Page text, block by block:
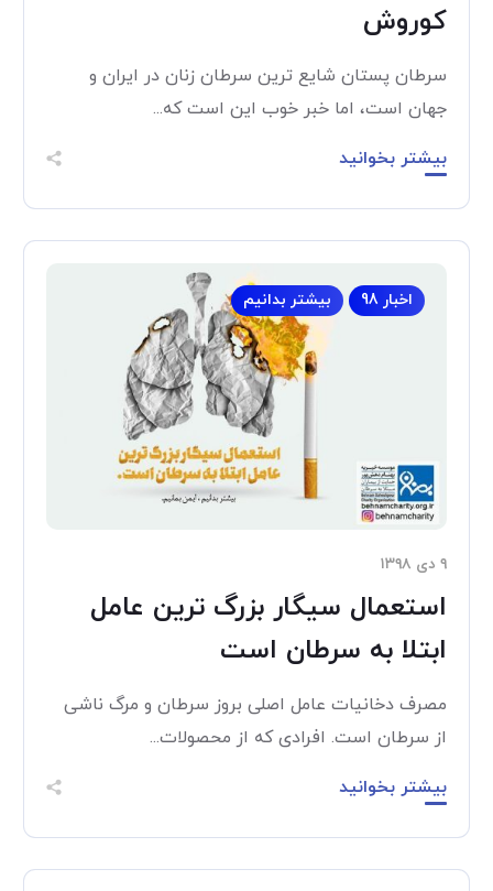
کوروش
سرطان پستان شایع ترین سرطان زنان در ایران و
جهان است، اما خبر خوب این است که...
بیشتر بخوانید
اخبار 98 بیشتر بدانیم
۹ دی ۱۳۹۸
استعمال سیگار بزرگ ترین عامل
ابتلا به سرطان است
مصرف دخانیات عامل اصلی بروز سرطان و مرگ ناشی
از سرطان است. افرادی که از محصولات...
بیشتر بخوانید